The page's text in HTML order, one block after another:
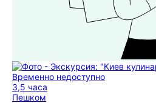
Временно недоступно
3,5 часа
Пешком